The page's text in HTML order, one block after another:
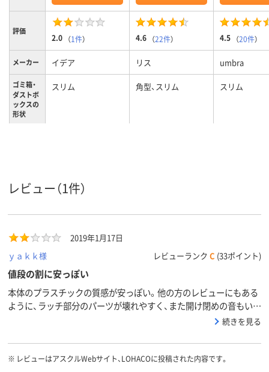
評価
2.0 （1件） 4.6 （22件） 4.5 （20件）
メーカー イデア リス umbra
ゴミ箱・
ダストボ
ックスの
形状
スリム 角型、スリム スリム
フタの有
あり、フタ付き、あ
樹脂（プラスチック）
質量 0.4kg
レビュー（1件）
2019年1月17日
ｙａｋｋ様
レビューランク C (33ポイント)
値段の割に安っぽい
本体のプラスチックの質感が安っぽい。他の方のレビューにもある
ように、ラッチ部分のパーツが壊れやすく、また開け閉めの音もいか
にも安い感じ……ゴミ袋が完全に隠れる点と、サイズ感(自治体指定
の値段を出すならほかに良い物はいくらでもある。デザインが売り
なら、外観の質感はせめて何とかして欲しかった。結局、4ヶ月の使
続きを見る
※ レビューはアスクルWebサイト、LOHACOに投稿された内容です。